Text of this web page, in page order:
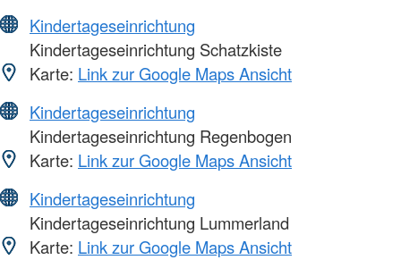
Kindertageseinrichtung
Kindertageseinrichtung Schatzkiste
Karte: Link zur Google Maps Ansicht
Kindertageseinrichtung
Kindertageseinrichtung Regenbogen
Karte: Link zur Google Maps Ansicht
Kindertageseinrichtung
Kindertageseinrichtung Lummerland
Karte: Link zur Google Maps Ansicht